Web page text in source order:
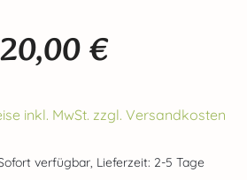
Preis: €
inkl. MwSt. zzgl. Versandkosten
verfügbar, Lieferzeit: 2-5 Tage